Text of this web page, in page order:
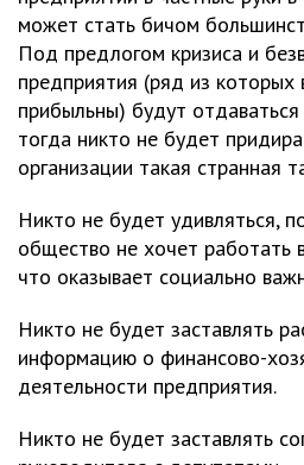
может стать бичом
Под предлогом кризиса и
предприятия (ряд из которых
прибыльны) будут
тогда никто не будет
организации такая странная
Никто не будет удивляться,
общество не хочет работать
что оказывает социально
Никто не будет заставлять
информацию о финансово-
деятельности предприятия.
Никто не будет заставлять